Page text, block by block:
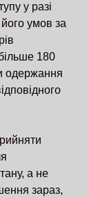
у разі
умов за
180
одержання
а не
зараз,